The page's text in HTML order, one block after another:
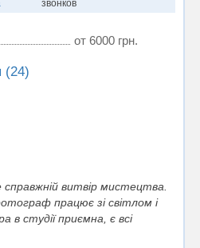
звонков
от 6000 грн.
(24)
справжній витвір мистецтва.
працює зі світлом і
в студії приємна, є всі